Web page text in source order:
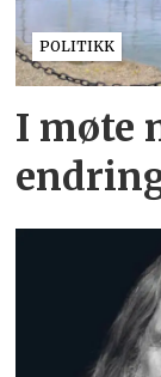
POLITIKK
I møte